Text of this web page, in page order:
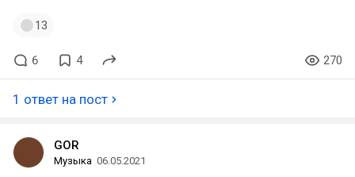
13
6 4 270
1 ответ на пост
GOR
Музыка 06.05.2021